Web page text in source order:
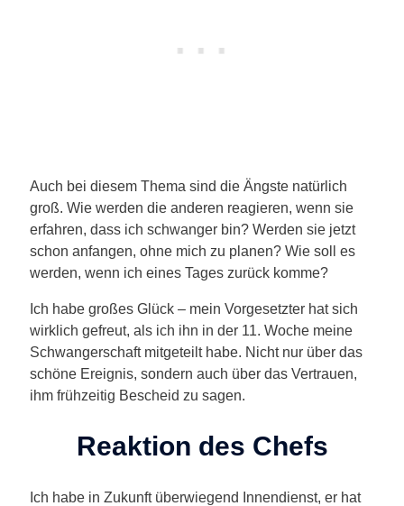
Auch bei diesem Thema sind die Ängste natürlich
groß. Wie werden die anderen reagieren, wenn sie
erfahren, dass ich schwanger bin? Werden sie jetzt
schon anfangen, ohne mich zu planen? Wie soll es
werden, wenn ich eines Tages zurück komme?
Ich habe großes Glück – mein Vorgesetzter hat sich
wirklich gefreut, als ich ihn in der 11. Woche meine
Schwangerschaft mitgeteilt habe. Nicht nur über das
schöne Ereignis, sondern auch über das Vertrauen,
ihm frühzeitig Bescheid zu sagen.
Reaktion des Chefs
Ich habe in Zukunft überwiegend Innendienst, er hat